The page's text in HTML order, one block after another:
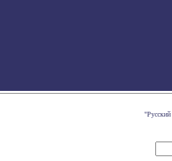
"Русский